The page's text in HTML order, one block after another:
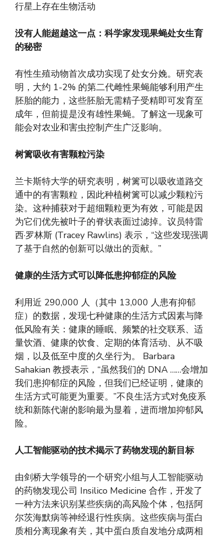
行星上存在生物活动
没有人能超越这一点：科学家发现果蝇处女生育
的秘密
有性生殖动物首次成功实现了处女分娩。研究表
明，大约 1-2% 的第二代雌性果蝇能够利用产生
胚胎的能力，这些胚胎无需精子受精即可发育至
成年，但前提是没有雄性果蝇。了解这一现象可
能会对农业和害虫控制产生广泛影响。
树篱吸收有害颗粒污染
兰卡斯特大学的研究表明，树篱可以吸收道路交
通中的有害颗粒，因此种植树篱可以减少颗粒污
染。这种捕获对于超细颗粒更为有效，可能是因
为它们优先被叶子的脊状表面过滤掉。议员特雷
西·罗林斯 (Tracey Rawlins) 表示，“这些发现强调
了基于自然的创新可以做出的贡献。”
健康的生活方式可以降低患抑郁症的风险
利用近 290,000 人（其中 13,000 人患有抑郁
症）的数据，发现七种健康的生活方式因素与降
低风险有关：健康的睡眠、频繁的社交联系、适
量饮酒、健康的饮食、定期的体育活动、从不吸
烟，以及低至中度的久坐行为。 Barbara
Sahakian 教授表示，“虽然我们的 DNA ……会增加
我们患抑郁症的风险，但我们已经证明，健康的
生活方式可能更为重要。”不良生活方式对免疫系
统和新陈代谢的影响最为显着，进而增加抑郁风
险。
人工智能驱动的技术揭示了药物发现的新目标
由剑桥大学领导的一个研究小组与人工智能驱动
的药物发现公司 Insilico Medicine 合作，开发了
一种方法来识别某些疾病的高风险个体，包括阿
尔茨海默病等神经退行性疾病。这些疾病与蛋白
质相分离现象有关，其中蛋白质自发地分成两相